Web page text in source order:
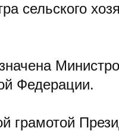
сельского
Федерации.
грамотой